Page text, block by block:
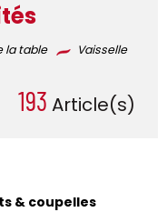
la table
Vaisselle
193 Article(s)
& coupelles